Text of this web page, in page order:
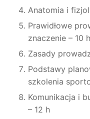
Anatomia i
Prawidłowe
znaczenie – 10 h
Zasady
Podstawy
szkolenia
Komunikacja i
– 12 h